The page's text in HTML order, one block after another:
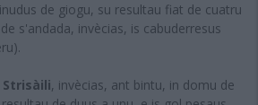
de giogu, su resultau fiat de cuatru
s'andada, invècias, is cabuderresus
Strisàili, invècias, ant bintu, in domu de